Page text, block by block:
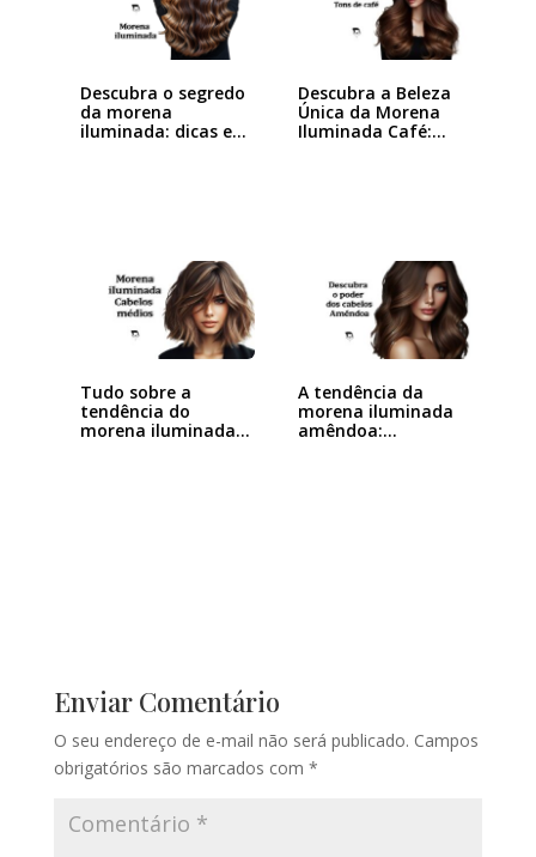
Descubra o segredo
da morena
iluminada: dicas e…
Descubra a Beleza
Única da Morena
Iluminada Café:…
Tudo sobre a
tendência do
morena iluminada
A tendência da
morena iluminada
amêndoa:
Enviar Comentário
O seu endereço de e-mail não será publicado. Campos
obrigatórios são marcados com *